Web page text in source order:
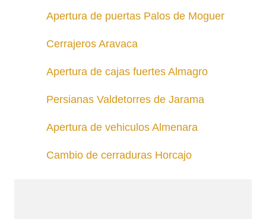
Apertura de puertas Palos de Moguer
Cerrajeros Aravaca
Apertura de cajas fuertes Almagro
Persianas Valdetorres de Jarama
Apertura de vehiculos Almenara
Cambio de cerraduras Horcajo